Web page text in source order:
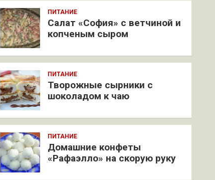
ПИТАНИЕ
Салат «София» с ветчиной и
копченым сыром
ПИТАНИЕ
Творожные сырники с
шоколадом к чаю
ПИТАНИЕ
Домашние конфеты
«Рафаэлло» на скорую руку